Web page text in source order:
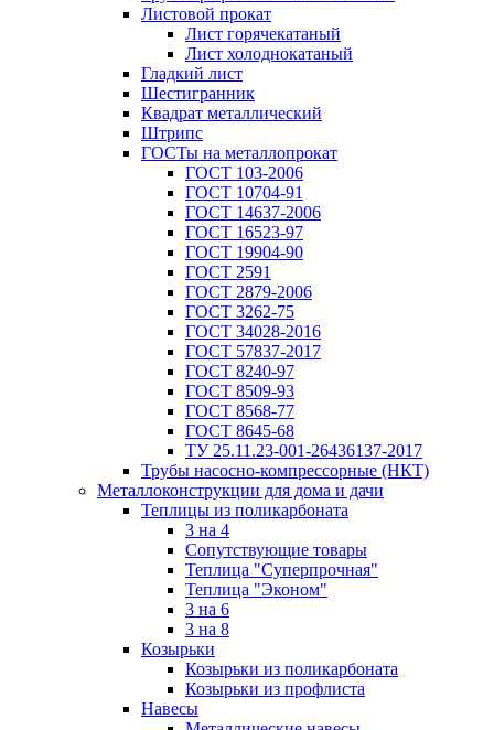
Листовой прокат
Лист горячекатаный
Лист холоднокатаный
Гладкий лист
Шестигранник
Квадрат металлический
Штрипс
ГОСТы на металлопрокат
ГОСТ 103-2006
ГОСТ 10704-91
ГОСТ 14637-2006
ГОСТ 16523-97
ГОСТ 19904-90
ГОСТ 2591
ГОСТ 2879-2006
ГОСТ 3262-75
ГОСТ 34028-2016
ГОСТ 57837-2017
ГОСТ 8240-97
ГОСТ 8509-93
ГОСТ 8568-77
ГОСТ 8645-68
ТУ 25.11.23-001-26436137-2017
Трубы насосно-компрессорные (НКТ)
Металлоконструкции для дома и дачи
Теплицы из поликарбоната
3 на 4
Сопутствующие товары
Теплица "Суперпрочная"
Теплица "Эконом"
3 на 6
3 на 8
Козырьки
Козырьки из поликарбоната
Козырьки из профлиста
Навесы